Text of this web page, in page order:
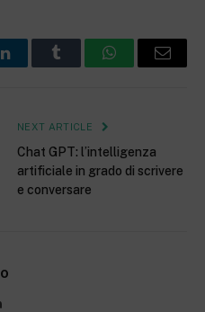
LinkedInTumblr WhatsAppEmail
NEXT ARTICLE
Chat GPT: l’intelligenza
artificiale in grado di scrivere
e conversare
LinkedIn